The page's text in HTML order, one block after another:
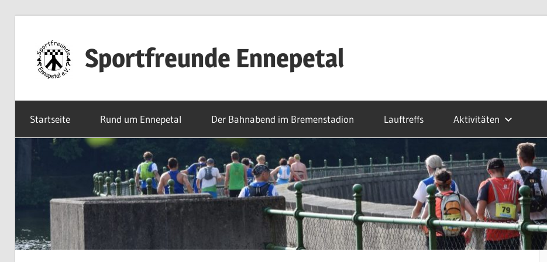
springen
Sportfreunde Ennepetal
bei
den
Sportfreunden
Ennepetal
Startseite Rund um Ennepetal Der Bahnabend im Bremenstadion Lauftreffs Aktivitäten